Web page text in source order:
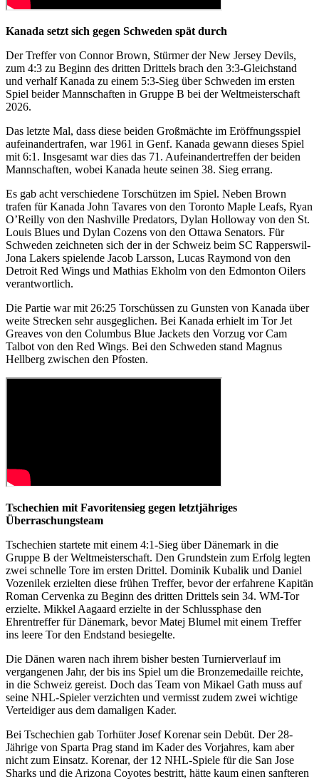
Kanada setzt sich gegen Schweden spät durch
Der Treffer von Connor Brown, Stürmer der New Jersey Devils,
zum 4:3 zu Beginn des dritten Drittels brach den 3:3-Gleichstand
und verhalf Kanada zu einem 5:3-Sieg über Schweden im ersten
Spiel beider Mannschaften in Gruppe B bei der Weltmeisterschaft
2026.
Das letzte Mal, dass diese beiden Großmächte im Eröffnungsspiel
aufeinandertrafen, war 1961 in Genf. Kanada gewann dieses Spiel
mit 6:1. Insgesamt war dies das 71. Aufeinandertreffen der beiden
Mannschaften, wobei Kanada heute seinen 38. Sieg errang.
Es gab acht verschiedene Torschützen im Spiel. Neben Brown
trafen für Kanada John Tavares von den Toronto Maple Leafs, Ryan
O’Reilly von den Nashville Predators, Dylan Holloway von den St.
Louis Blues und Dylan Cozens von den Ottawa Senators. Für
Schweden zeichneten sich der in der Schweiz beim SC Rapperswil-
Jona Lakers spielende Jacob Larsson, Lucas Raymond von den
Detroit Red Wings und Mathias Ekholm von den Edmonton Oilers
verantwortlich.
Die Partie war mit 26:25 Torschüssen zu Gunsten von Kanada über
weite Strecken sehr ausgeglichen. Bei Kanada erhielt im Tor Jet
Greaves von den Columbus Blue Jackets den Vorzug vor Cam
Talbot von den Red Wings. Bei den Schweden stand Magnus
Hellberg zwischen den Pfosten.
Tschechien mit Favoritensieg gegen letztjähriges
Überraschungsteam
Tschechien startete mit einem 4:1-Sieg über Dänemark in die
Gruppe B der Weltmeisterschaft. Den Grundstein zum Erfolg legten
zwei schnelle Tore im ersten Drittel. Dominik Kubalik und Daniel
Vozenilek erzielten diese frühen Treffer, bevor der erfahrene Kapitän
Roman Cervenka zu Beginn des dritten Drittels sein 34. WM-Tor
erzielte. Mikkel Aagaard erzielte in der Schlussphase den
Ehrentreffer für Dänemark, bevor Matej Blumel mit einem Treffer
ins leere Tor den Endstand besiegelte.
Die Dänen waren nach ihrem bisher besten Turnierverlauf im
vergangenen Jahr, der bis ins Spiel um die Bronzemedaille reichte,
in die Schweiz gereist. Doch das Team von Mikael Gath muss auf
seine NHL-Spieler verzichten und vermisst zudem zwei wichtige
Verteidiger aus dem damaligen Kader.
Bei Tschechien gab Torhüter Josef Korenar sein Debüt. Der 28-
Jährige von Sparta Prag stand im Kader des Vorjahres, kam aber
nicht zum Einsatz. Korenar, der 12 NHL-Spiele für die San Jose
Sharks und die Arizona Coyotes bestritt, hätte kaum einen sanfteren